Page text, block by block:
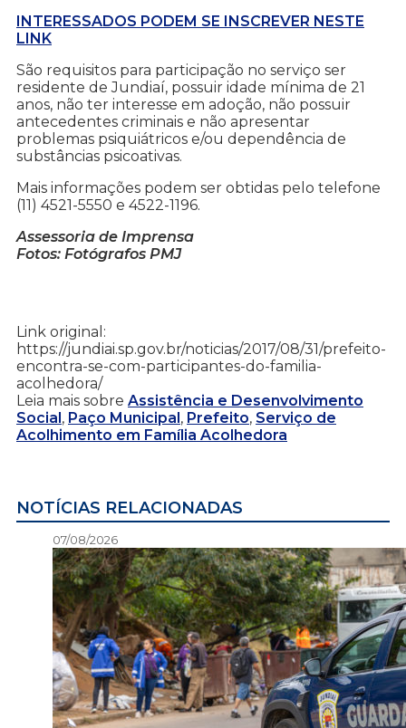
INTERESSADOS PODEM SE INSCREVER NESTE
LINK
São requisitos para participação no serviço ser
residente de Jundiaí, possuir idade mínima de 21
anos, não ter interesse em adoção, não possuir
antecedentes criminais e não apresentar
problemas psiquiátricos e/ou dependência de
substâncias psicoativas.
Mais informações podem ser obtidas pelo telefone
(11) 4521-5550 e 4522-1196.
Assessoria de Imprensa
Fotos: Fotógrafos PMJ
Link original:
https://jundiai.sp.gov.br/noticias/2017/08/31/prefeito-
encontra-se-com-participantes-do-familia-
acolhedora/
Leia mais sobre Assistência e Desenvolvimento
Social, Paço Municipal, Prefeito, Serviço de
Acolhimento em Família Acolhedora
NOTÍCIAS RELACIONADAS
07/08/2026